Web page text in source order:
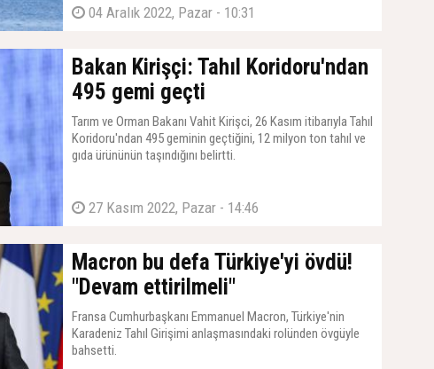
04 Aralık 2022, Pazar - 10:31
Bakan Kirişçi: Tahıl Koridoru'ndan
495 gemi geçti
Tarım ve Orman Bakanı Vahit Kirişci, 26 Kasım itibarıyla Tahıl
Koridoru'ndan 495 geminin geçtiğini, 12 milyon ton tahıl ve
gıda ürününün taşındığını belirtti.
27 Kasım 2022, Pazar - 14:46
Macron bu defa Türkiye'yi övdü!
"Devam ettirilmeli"
Fransa Cumhurbaşkanı Emmanuel Macron, Türkiye'nin
Karadeniz Tahıl Girişimi anlaşmasındaki rolünden övgüyle
bahsetti.